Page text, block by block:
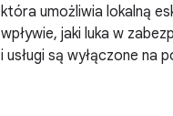
która umożliwia lokalną
wpływie, jaki luka w
i usługi są wyłączone na